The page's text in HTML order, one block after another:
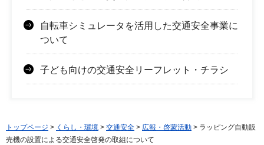
自転車シミュレータを活用した交通安全事業に
ついて
子ども向けの交通安全リーフレット・チラシ
トップページ > くらし・環境 > 交通安全 > 広報・啓蒙活動 > ラッピング自動販
売機の設置による交通安全啓発の取組について